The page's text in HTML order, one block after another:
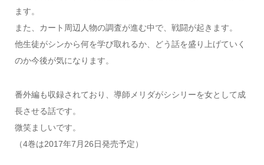
ます。
また、カート周辺人物の調査が進む中で、戦闘が起きます。
他生徒がシンから何を学び取れるか、どう話を盛り上げていく
のか今後が気になります。
番外編も収録されており、導師メリダがシシリーを女として成
長させる話です。
微笑ましいです。
（4巻は2017年7月26日発売予定）